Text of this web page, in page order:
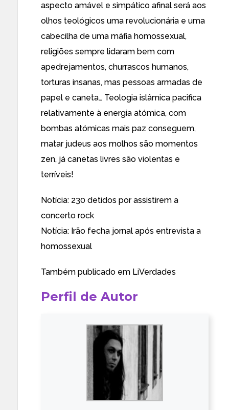
aspecto amável e simpático afinal será aos
olhos teológicos uma revolucionária e uma
cabecilha de uma máfia homossexual,
religiões sempre lidaram bem com
apedrejamentos, churrascos humanos,
torturas insanas, mas pessoas armadas de
papel e caneta… Teologia islâmica pacifica
relativamente à energia atómica, com
bombas atómicas mais paz conseguem,
matar judeus aos molhos são momentos
zen, já canetas livres são violentas e
terríveis!
Notícia: 230 detidos por assistirem a
concerto rock
Notícia: Irão fecha jornal após entrevista a
homossexual
Também publicado em LiVerdades
Perfil de Autor